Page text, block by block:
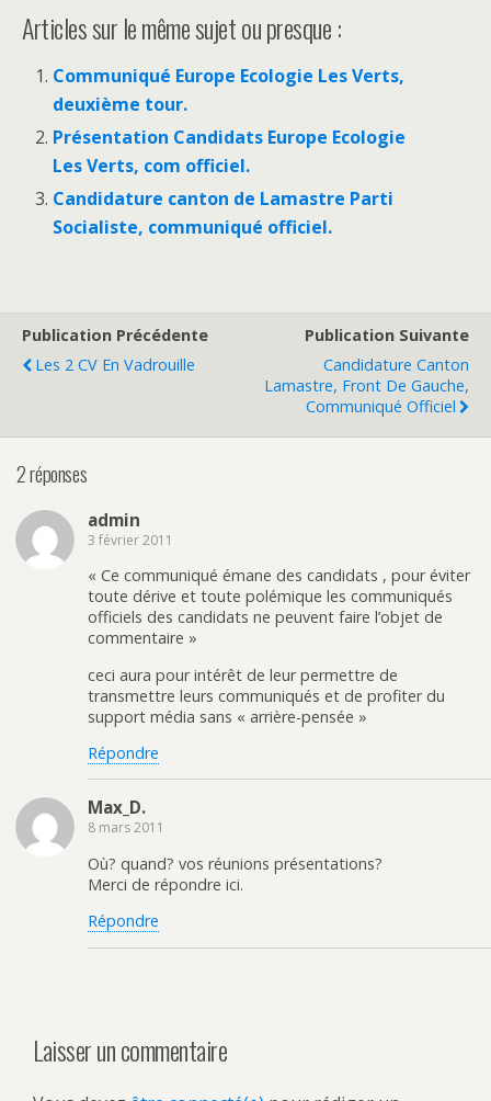
Articles sur le même sujet ou presque :
Communiqué Europe Ecologie Les Verts,
deuxième tour.
Présentation Candidats Europe Ecologie
Les Verts, com officiel.
Candidature canton de Lamastre Parti
Socialiste, communiqué officiel.
Publication Précédente
Les 2 CV En Vadrouille
Publication Suivante
Candidature Canton
Lamastre, Front De Gauche,
Communiqué Officiel
2 réponses
admin
3 février 2011
« Ce communiqué émane des candidats , pour éviter
toute dérive et toute polémique les communiqués
officiels des candidats ne peuvent faire l’objet de
commentaire »
ceci aura pour intérêt de leur permettre de
transmettre leurs communiqués et de profiter du
support média sans « arrière-pensée »
Répondre
Max_D.
8 mars 2011
Où? quand? vos réunions présentations?
Merci de répondre ici.
Répondre
Laisser un commentaire